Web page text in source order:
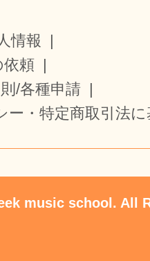
情報
|
依頼 |
/各種申請 |
ー・特定商取引法
music school. All